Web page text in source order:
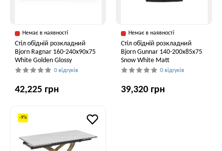
Немає в наявності
Стіл обідній розкладний
Bjorn Ragnar 160-240х90х75
White Golden Glossy
0 відгуків
42,225 грн
Немає в наявності
Стіл обідній розкладний
Bjorn Gunnar 140-200х85х75
Snow White Matt
0 відгуків
39,320 грн
-9%